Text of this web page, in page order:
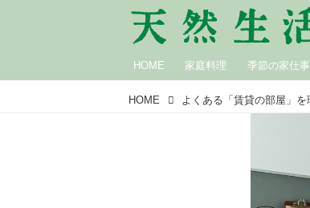
HOME 家庭料理 季節の家仕事
HOME